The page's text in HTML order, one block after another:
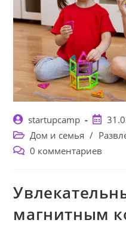
Автор
записи:
startupcamp
Запись
Рубрика
записи:
Дом и семья /
Комментарии
0 комментариев
магнитным